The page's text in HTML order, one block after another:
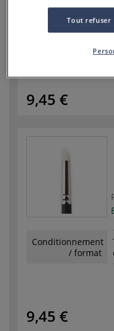
Conditionnement
/ format
9,45 €
Conditionnement
/ format
9,45 €
Tout refuser